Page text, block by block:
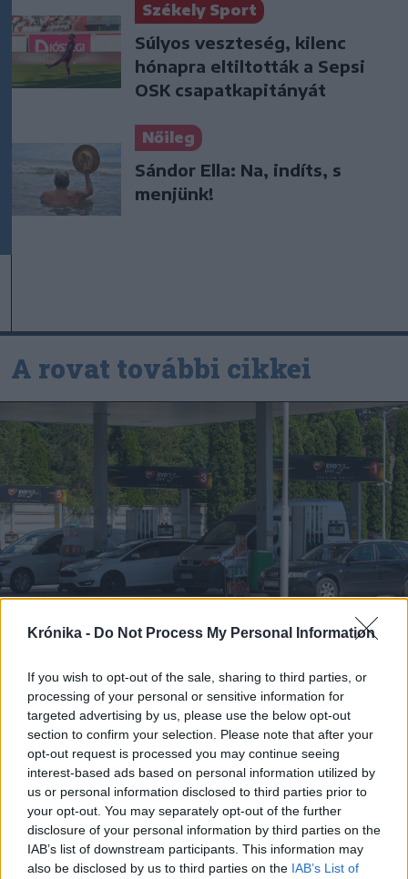
Krónika - Do Not Process My Personal Information
If you wish to opt-out of the sale, sharing to third parties, or
processing of your personal or sensitive information for
targeted advertising by us, please use the below opt-out
section to confirm your selection. Please note that after your
opt-out request is processed you may continue seeing
interest-based ads based on personal information utilized by
us or personal information disclosed to third parties prior to
your opt-out. You may separately opt-out of the further
disclosure of your personal information by third parties on the
IAB’s list of downstream participants. This information may
also be disclosed by us to third parties on the IAB’s List of
Székely Sport
Súlyos veszteség, kilenc
hónapra eltiltották a Sepsi
OSK csapatkapitányát
Nőileg
Sándor Ella: Na, indíts, s
menjünk!
A rovat további cikkei
2026. augusztus 08., szombat
Kedvezőbb üzemanyagárak
fogadják a hétvégén tankolókat